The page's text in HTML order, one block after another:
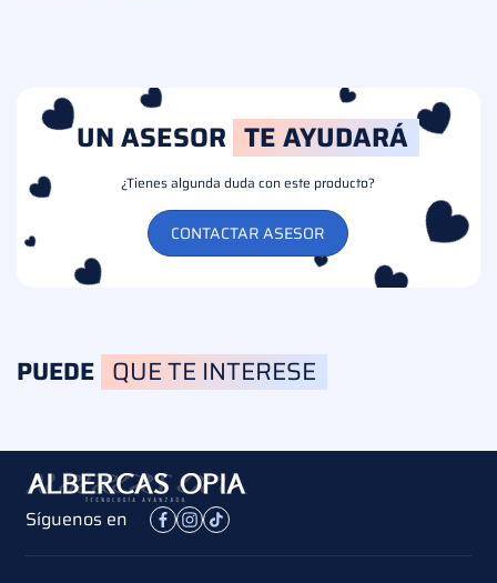
UN ASESOR TE AYUDARÁ
¿Tienes algunda duda con este producto?
CONTACTAR ASESOR
PUEDE QUE TE INTERESE
Síguenos en